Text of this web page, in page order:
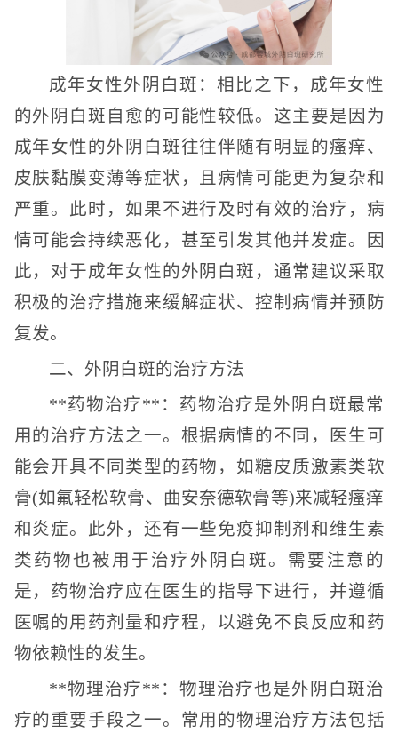
成年女性外阴白斑：相比之下，成年女性
的外阴白斑自愈的可能性较低。这主要是因为
成年女性的外阴白斑往往伴随有明显的瘙痒、
皮肤黏膜变薄等症状，且病情可能更为复杂和
严重。此时，如果不进行及时有效的治疗，病
情可能会持续恶化，甚至引发其他并发症。因
此，对于成年女性的外阴白斑，通常建议采取
积极的治疗措施来缓解症状、控制病情并预防
复发。
二、外阴白斑的治疗方法
**药物治疗**：药物治疗是外阴白斑最常
用的治疗方法之一。根据病情的不同，医生可
能会开具不同类型的药物，如糖皮质激素类软
膏(如氟轻松软膏、曲安奈德软膏等)来减轻瘙痒
和炎症。此外，还有一些免疫抑制剂和维生素
类药物也被用于治疗外阴白斑。需要注意的
是，药物治疗应在医生的指导下进行，并遵循
医嘱的用药剂量和疗程，以避免不良反应和药
物依赖性的发生。
**物理治疗**：物理治疗也是外阴白斑治
疗的重要手段之一。常用的物理治疗方法包括